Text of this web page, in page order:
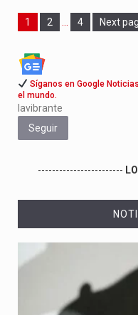
Page
1 Page
2 Page
4 Next
Síganos en Google
el mundo.
lavibrante
Seguir
------------------------